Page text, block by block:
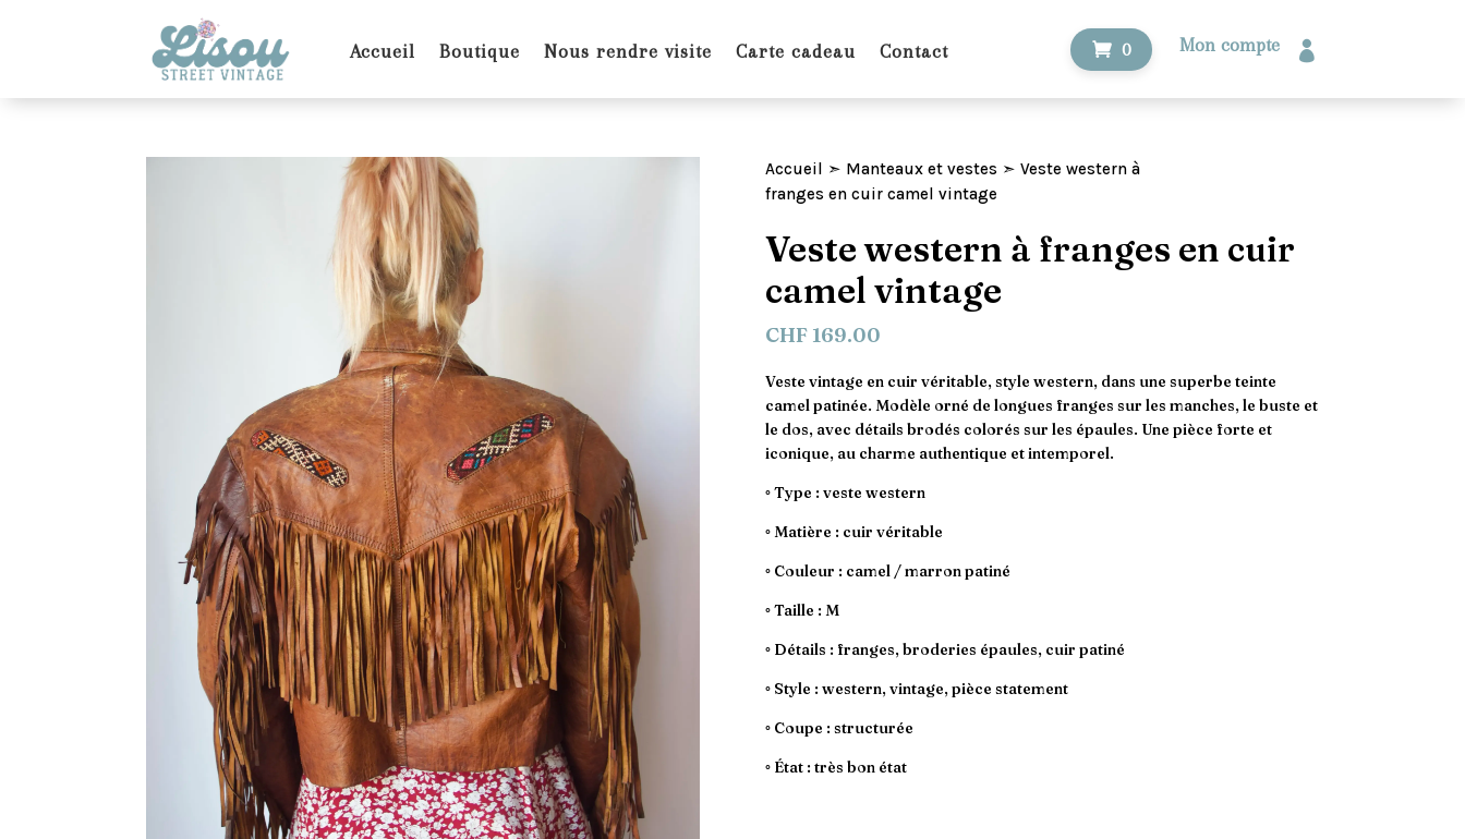
Accueil Boutique Nous rendre visite Carte cadeau Contact Mon compte
0 
Accueil ➣ Manteaux et vestes ➣ Veste western à
franges en cuir camel vintage
Veste western à franges en cuir
camel vintage
CHF169.00
Veste vintage en cuir véritable, style western, dans une superbe teinte
camel patinée. Modèle orné de longues franges sur les manches, le buste et
le dos, avec détails brodés colorés sur les épaules. Une pièce forte et
iconique, au charme authentique et intemporel.
◦ Type : veste western
◦ Matière : cuir véritable
◦ Couleur : camel / marron patiné
◦ Taille : M
◦ Détails : franges, broderies épaules, cuir patiné
◦ Style : western, vintage, pièce statement
◦ Coupe : structurée
◦ État : très bon état